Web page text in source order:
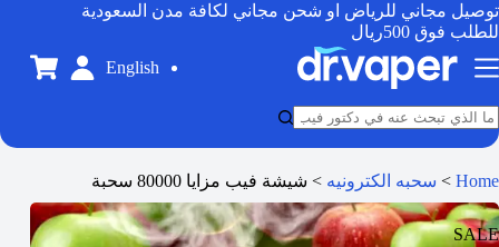
توصيل مجاني للرياض او شحن مجاني لكافة مدن السعودية
للطلب فوق 500ريال
English
Home
> سحبه الكترونيه > شيشة فيب مزايا 80000 سحبة
SALE